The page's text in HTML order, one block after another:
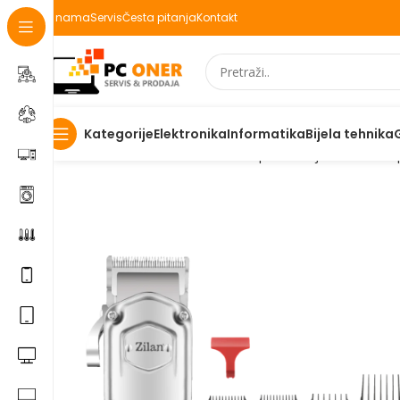
O namaServisČesta pitanjaKontakt
KategorijeElektronikaInformatikaBijela tehnika
Početna